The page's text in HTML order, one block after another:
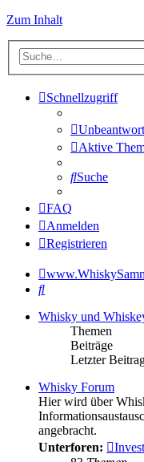
Zum Inhalt
Schnellzugriff
Aktive
Suche
FAQ
Anmelden
Registrieren
Suche
Whisky und
Themen
Beiträge
Letzter
Whisky Forum
Hier wird über
angebracht.
Unterforen: